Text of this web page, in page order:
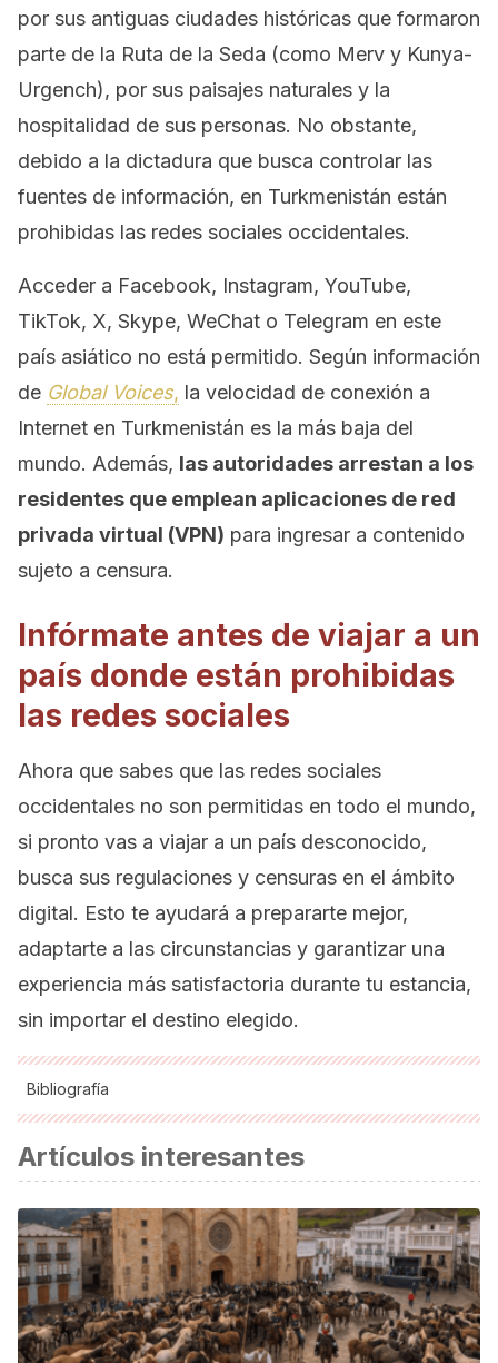
por sus antiguas ciudades históricas que formaron
parte de la Ruta de la Seda (como Merv y Kunya-
Urgench), por sus paisajes naturales y la
hospitalidad de sus personas. No obstante,
debido a la dictadura que busca controlar las
fuentes de información, en Turkmenistán están
prohibidas las redes sociales occidentales.
Acceder a Facebook, Instagram, YouTube,
TikTok, X, Skype, WeChat o Telegram en este
país asiático no está permitido. Según información
de Global Voices, la velocidad de conexión a
Internet en Turkmenistán es la más baja del
mundo. Además, las autoridades arrestan a los
residentes que emplean aplicaciones de red
privada virtual (VPN) para ingresar a contenido
sujeto a censura.
Infórmate antes de viajar a un
país donde están prohibidas
las redes sociales
Ahora que sabes que las redes sociales
occidentales no son permitidas en todo el mundo,
si pronto vas a viajar a un país desconocido,
busca sus regulaciones y censuras en el ámbito
digital. Esto te ayudará a prepararte mejor,
adaptarte a las circunstancias y garantizar una
experiencia más satisfactoria durante tu estancia,
sin importar el destino elegido.
Bibliografía
internet en Turkmenistán llega a más de 122 000 dominios
https://es.globalvoices.org/2023/04/26/nuevo-estudio-
revela-que-censura-de-internet-en-turkmenistan-llega-a-
mas-de-122-000-dominios/
Surfshark.Internet shutdown tracker. Recuperado el
28/12/2023 de:https://surfshark.com/research/internet-
Artículos interesantes